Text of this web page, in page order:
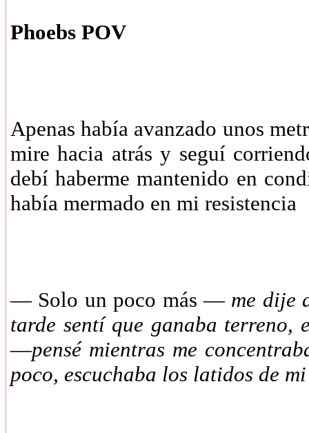
Phoebs POV
Apenas había avanzado unos
mire hacia atrás y seguí
debí haberme mantenido en
había mermado en mi resistencia
— Solo un poco más — me dije
tarde sentí que ganaba terreno,
—pensé mientras me
poco, escuchaba los latidos de